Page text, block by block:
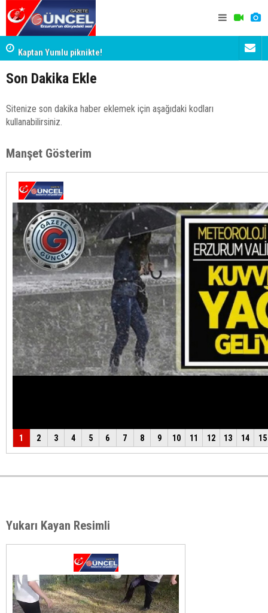
Palandöken'de ilk antrenman!
Kaptan Yumlu piknikte!
Son Dakika Ekle
Sitenize son dakika haber eklemek için aşağıdaki kodları
kullanabilirsiniz.
Manşet Gösterim
Yukarı Kayan Resimli